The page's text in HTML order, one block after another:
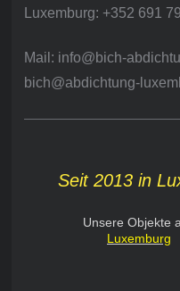
Luxemburg: +352 691
Mail: info@bich-
bich@abdichtung-
Seit 2013 in
Unsere Objekte
Luxemburg